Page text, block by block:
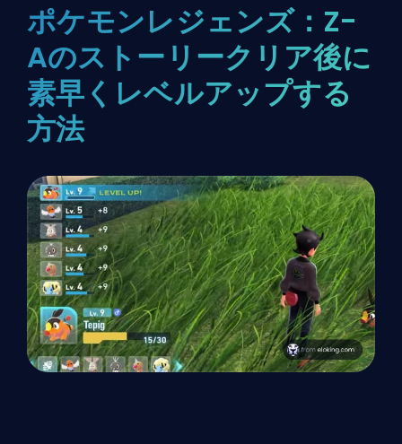
ポケモンレジェンズ：Z-
Aのストーリークリア後に
素早くレベルアップする
方法